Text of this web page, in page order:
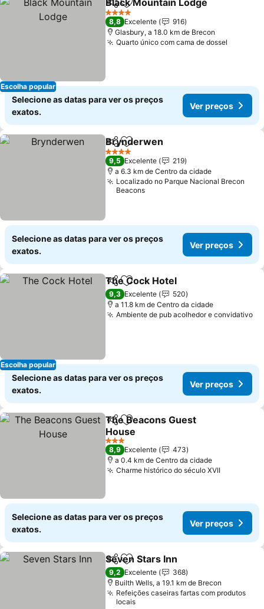
Escolha popular
PartilharAdicionar aos favoritos
Black Mountain Lodge
4 Estrelas
8,8 Excelente
916
Glasbury, a 18.0 km de Brecon
Quarto único com cama de dossel
Selecione as datas para ver os preços
exatos.
Ver preços
PartilharAdicionar aos favoritos
Brynderwen
4 Estrelas
9,5 Excelente
219
a 6.3 km de Centro da cidade
Localizado no Parque Nacional Brecon
Beacons
Selecione as datas para ver os preços
exatos.
Ver preços
Escolha popular
PartilharAdicionar aos favoritos
The Cock Hotel
9,3 Excelente
520
a 11.8 km de Centro da cidade
Ambiente de pub acolhedor e convidativo
Selecione as datas para ver os preços
exatos.
Ver preços
PartilharAdicionar aos favoritos
The Beacons Guest
House
3 Estrelas
8,9 Excelente
473
a 0.4 km de Centro da cidade
Charme histórico do século XVII
Selecione as datas para ver os preços
exatos.
Ver preços
PartilharAdicionar aos favoritos
Seven Stars Inn
9,2 Excelente
368
Builth Wells, a 19.1 km de Brecon
Refeições caseiras fartas com produtos
locais